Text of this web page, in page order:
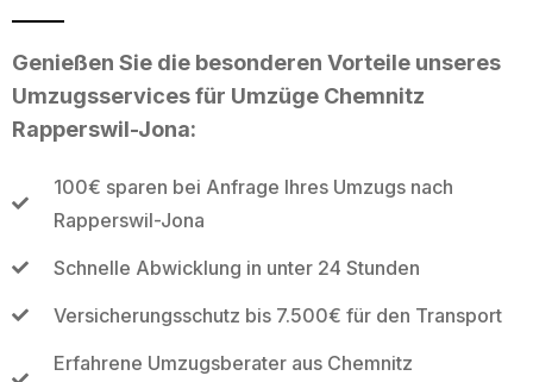
Genießen Sie die besonderen Vorteile unseres
Umzugsservices für Umzüge Chemnitz
Rapperswil-Jona:
100€ sparen bei Anfrage Ihres Umzugs nach
Rapperswil-Jona
Schnelle Abwicklung in unter 24 Stunden
Versicherungsschutz bis 7.500€ für den Transport
Erfahrene Umzugsberater aus Chemnitz